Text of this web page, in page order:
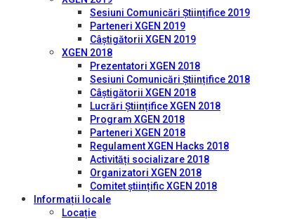
Sesiuni Comunicări Științifice 2019
Parteneri XGEN 2019
Câștigătorii XGEN 2019
XGEN 2018
Prezentatori XGEN 2018
Sesiuni Comunicări Științifice 2018
Câștigătorii XGEN 2018
Lucrări Științifice XGEN 2018
Program XGEN 2018
Parteneri XGEN 2018
Regulament XGEN Hacks 2018
Activități socializare 2018
Organizatori XGEN 2018
Comitet științific XGEN 2018
Informații locale
Locație